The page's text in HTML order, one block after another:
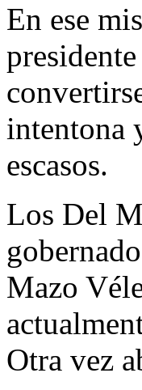
En ese
intentona
escasos.
Los Del
Mazo
Otra vez